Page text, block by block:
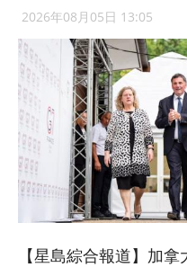
2026年08月05日 13:05
【星島綜合報道】加